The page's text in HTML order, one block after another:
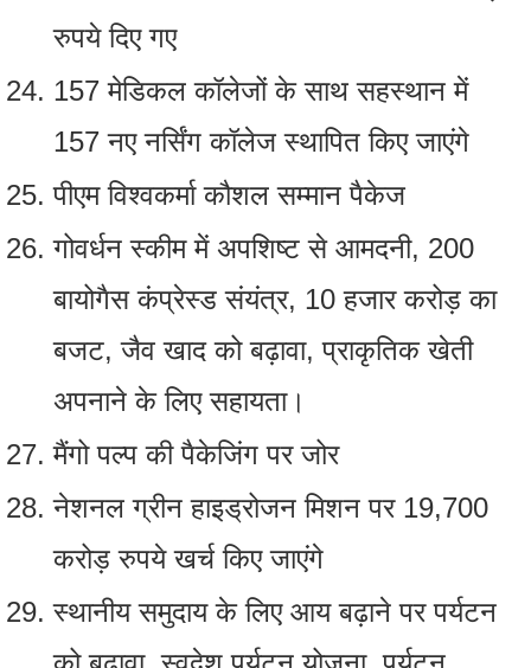
रुपये दिए गए
157 मेडिकल कॉलेजों के साथ सहस्थान में
157 नए नर्सिंग कॉलेज स्थापित किए जाएंगे
पीएम विश्वकर्मा कौशल सम्मान पैकेज
गोवर्धन स्‍कीम में अपशिष्‍ट से आमदनी, 200
बायोगैस कंप्रेस्‍ड संयंत्र, 10 हजार करोड़ का
बजट, जैव खाद को बढ़ावा, प्राकृतिक खेती
अपनाने के लिए सहायता।
मैंगो पल्‍प की पैकेजिंग पर जोर
नेशनल ग्रीन हाइड्रोजन मिशन पर 19,700
करोड़ रुपये खर्च किए जाएंगे
स्‍थानीय समुदाय के लिए आय बढ़ाने पर पर्यटन